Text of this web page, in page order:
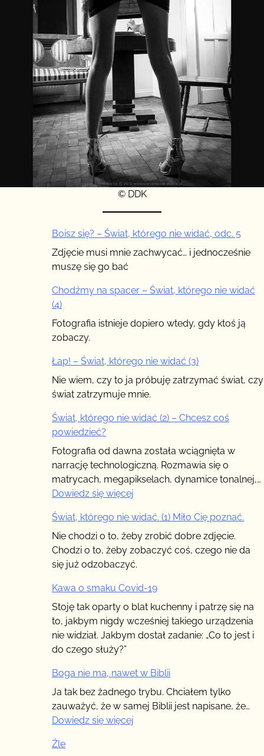
© DDK
Boisz się? – Świat, którego nie widać, odc. 5
Zdjęcie musi mnie zachwycać… i jednocześnie
muszę się go bać
Chodźmy na spacer – Świat, którego nie widać
(4)
Fotografia istnieje dopiero wtedy, gdy ktoś ją
zobaczy.
Łap! – Świat, którego nie widać (3)
Nie wiem, czy to ja próbuję zatrzymać świat, czy
świat zatrzymuje mnie.
Świat, którego nie widać (2) – Chcesz coś
powiedzieć?
Fotografia od dawna została wciągnięta w
narrację technologiczną. Rozmawia się o
matrycach, megapikselach, dynamice tonalnej,…
Dowiedz się więcej
którego
nie
widać
(2)
Chcesz
coś
powiedzieć?
Świat, którego nie widać. (1) Miło Cię poznać.
Nie chodzi o to, żeby zrobić dobre zdjęcie.
Chodzi o to, żeby zobaczyć coś, czego nie da
się już odzobaczyć.
Kawa o smaku Covid-19
Stoję tak oparty o blat kuchenny i patrzę się na
to, jakbym nigdy wcześniej takiego urządzenia
nie widział. Jakbym dostał zadanie: „Co to jest i
do czego służy?”
Boga nie ma, nawet w Biblii
Ja tak bez żadnego trybu. Chciałem tylko
zauważyć, że w samej Biblii jest napisane, że…
Dowiedz się więcej
Źle